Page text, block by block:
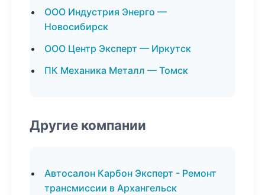
ООО Индустрия Энерго —
Новосибирск
ООО Центр Эксперт — Иркутск
ПК Механика Металл — Томск
Другие компании
Автосалон Карбон Эксперт - Ремонт
трансмиссии в Архангельск